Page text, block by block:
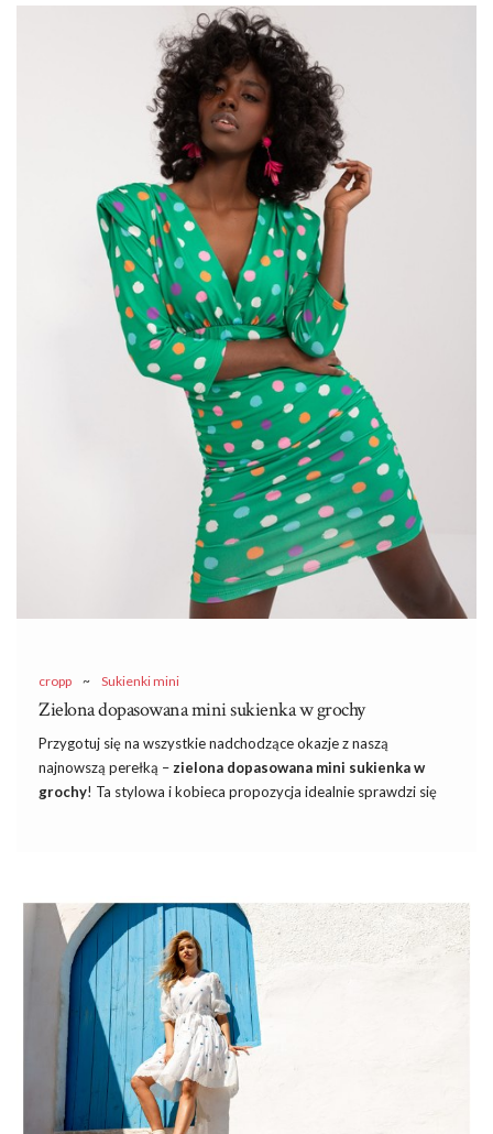
cropp ~ Sukienki mini
Zielona dopasowana mini sukienka w grochy
Przygotuj się na wszystkie nadchodzące okazje z naszą
najnowszą perełką – zielona dopasowana mini sukienka w
grochy! Ta stylowa i kobieca propozycja idealnie sprawdzi się
każdego roku pojawia się coraz to więcej modeli, które są
absolutnym hitem.
Zielona dopasowana mini sukienka w
grochy – Twój must-have na sezon!
Wykonana z miłej dla skóry tkaniny, zapewnia komfort noszenia
przez cały dzień. Podkreślona talia oraz dopasowany krój
fantastycznie modelują sylwetkę, co sprawia, że każda kobieta
poczuje …